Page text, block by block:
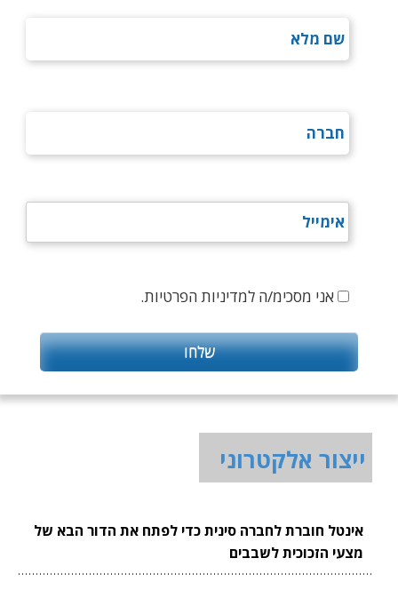
אני מסכימ/ה למדיניות הפרטיות.
ייצור אלקטרוני
אינטל חוברת לחברה סינית כדי לפתח את הדור הבא של
מצעי הזכוכית לשבבים